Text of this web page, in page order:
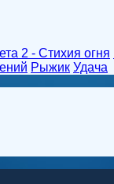
2 - Стихия огня
Рыжик Удача